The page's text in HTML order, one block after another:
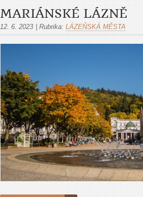
MARIÁNSKÉ LÁZNĚ
12. 6. 2023 Rubrika: LÁZEŇSKÁ MĚSTA